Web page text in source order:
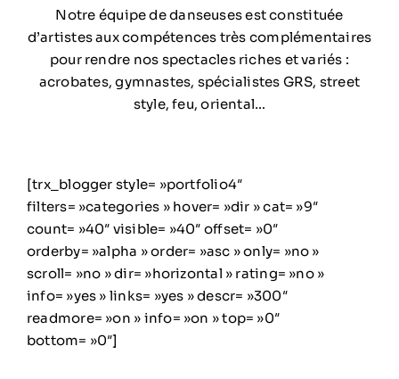
Notre équipe de danseuses est constituée
d’artistes aux compétences très complémentaires
pour rendre nos spectacles riches et variés :
acrobates, gymnastes, spécialistes GRS, street
style, feu, oriental…
[trx_blogger style= »portfolio4″
filters= »categories » hover= »dir » cat= »9″
count= »40″ visible= »40″ offset= »0″
orderby= »alpha » order= »asc » only= »no »
scroll= »no » dir= »horizontal » rating= »no »
info= »yes » links= »yes » descr= »300″
readmore= »on » info= »on » top= »0″
bottom= »0″]